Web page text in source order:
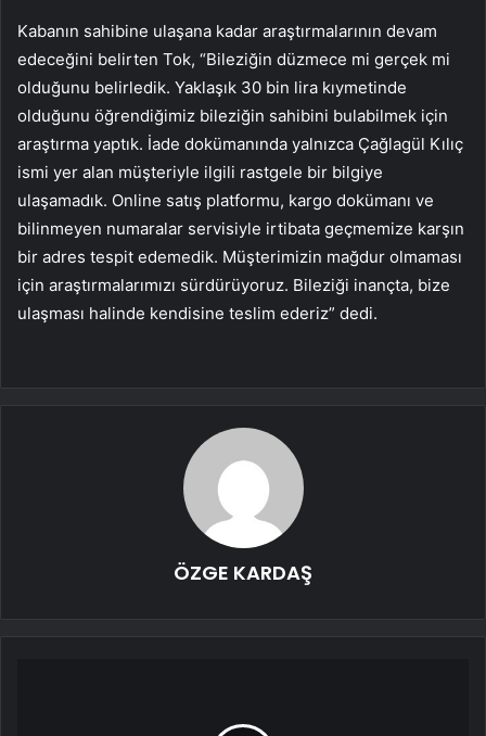
Kabanın sahibine ulaşana kadar araştırmalarının devam
edeceğini belirten Tok, “Bileziğin düzmece mi gerçek mi
olduğunu belirledik. Yaklaşık 30 bin lira kıymetinde
olduğunu öğrendiğimiz bileziğin sahibini bulabilmek için
araştırma yaptık. İade dokümanında yalnızca Çağlagül Kılıç
ismi yer alan müşteriyle ilgili rastgele bir bilgiye
ulaşamadık. Online satış platformu, kargo dokümanı ve
bilinmeyen numaralar servisiyle irtibata geçmemize karşın
bir adres tespit edemedik. Müşterimizin mağdur olmaması
için araştırmalarımızı sürdürüyoruz. Bileziği inançta, bize
ulaşması halinde kendisine teslim ederiz” dedi.
ÖZGE KARDAŞ